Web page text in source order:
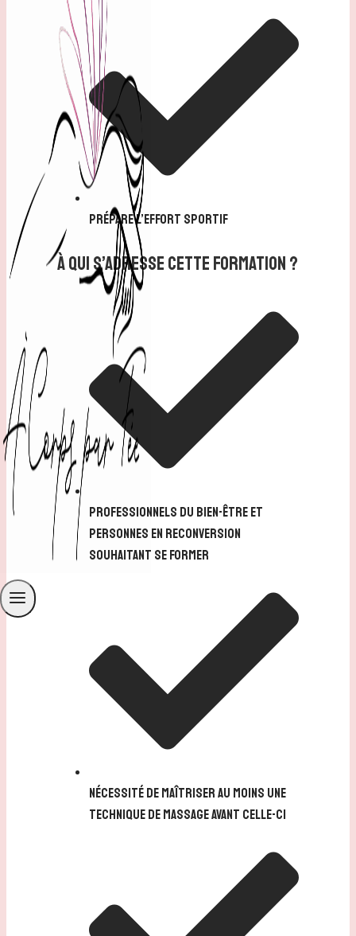
prépare l’effort sportif
À Qui S’adresse Cette Formation ?
Professionnels du bien-être et
personnes en reconversion
souhaitant se former
Nécessité de maîtriser au moins une
technique de massage avant celle-ci